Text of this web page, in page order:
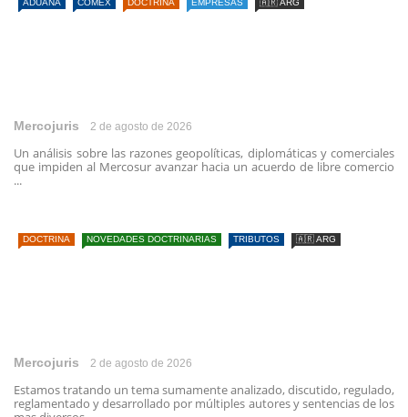
ADUANA COMEX DOCTRINA EMPRESAS 🇦🇷 ARG
Mercojuris 2 de agosto de 2026
Un análisis sobre las razones geopolíticas, diplomáticas y comerciales
que impiden al Mercosur avanzar hacia un acuerdo de libre comercio
...
DOCTRINA NOVEDADES DOCTRINARIAS TRIBUTOS 🇦🇷 ARG
Mercojuris 2 de agosto de 2026
Estamos tratando un tema sumamente analizado, discutido, regulado,
reglamentado y desarrollado por múltiples autores y sentencias de los